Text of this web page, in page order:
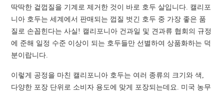
딱딱한 겉껍질을 기계로 제거한 것이 바로 호두 살입니다. 캘리포
니아 호두는 세계에서 판매되는 껍질 벗긴 호두 중 가장 좋은 품
질로 손꼽힌다는 사실! 캘리포니아 건과일 및 견과류 협회의 규정
에 준해 일정 수준 이상이 되는 호두들만 선별하여 상품화하는 덕
분이랍니다.
이렇게 공정을 마친 캘리포니아 호두는 여러 종류의 크기와 색,
다양한 포장 단위로 소비자 용도에 맞게 포장되는데요. 미국 농무